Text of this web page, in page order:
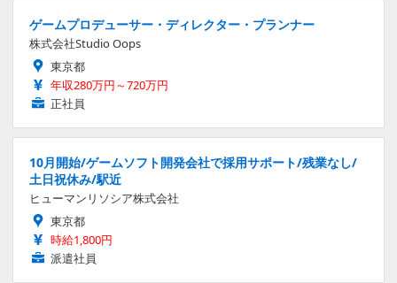
ゲームプロデューサー・ディレクター・プランナー
株式会社Studio Oops
東京都
年収280万円～720万円
正社員
10月開始/ゲームソフト開発会社で採用サポート/残業なし/
土日祝休み/駅近
ヒューマンリソシア株式会社
東京都
時給1,800円
派遣社員